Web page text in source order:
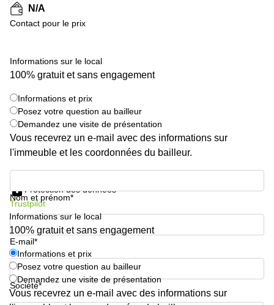
Bureaux
Sandweiler
Centres
Bertrange
Esch-
sur-
Alzette
Centres
Sandweiler
N/A
Contact pour le prix
Informations sur le local
100% gratuit et sans engagement
Informations et prix
Posez votre question au bailleur
Demandez une visite de présentation
Vous recevrez un e-mail avec des informations sur
l'immeuble et les coordonnées du bailleur.
Nom et prénom*
E-mail*
Société*
Protection des données
Trustpilot
Informations sur le local
100% gratuit et sans engagement
Informations et prix
Posez votre question au bailleur
Demandez une visite de présentation
Vous recevrez un e-mail avec des informations sur